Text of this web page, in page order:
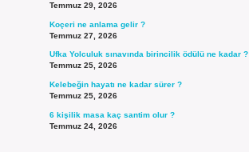
Temmuz 29, 2026
Koçeri ne anlama gelir ?
Temmuz 27, 2026
Ufka Yolculuk sınavında birincilik ödülü ne kadar ?
Temmuz 25, 2026
Kelebeğin hayatı ne kadar sürer ?
Temmuz 25, 2026
6 kişilik masa kaç santim olur ?
Temmuz 24, 2026